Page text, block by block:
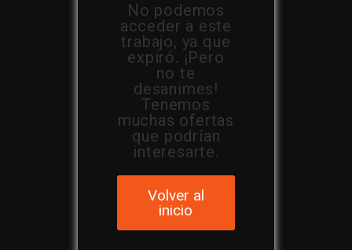
No podemos
acceder a este
trabajo, ya que
expiró. ¡Pero
no te
desanimes!
Tenemos
muchas ofertas
que podrían
interesarte.
Volver al
inicio